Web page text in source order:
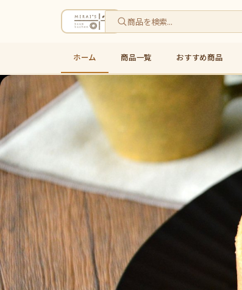
ホーム 商品一覧 おすすめ商品
米粉バウムクーヘン通販・お取り寄